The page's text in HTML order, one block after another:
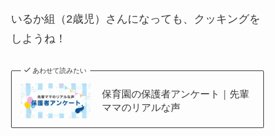
いるか組（2歳児）さんになっても、クッキングを
しようね！
あわせて読みたい
保育園の保護者アンケート｜先輩
ママのリアルな声